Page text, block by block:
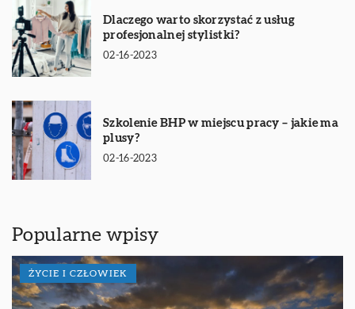
Dlaczego warto skorzystać z usług
profesjonalnej stylistki?
02-16-2023
Szkolenie BHP w miejscu pracy – jakie ma
plusy?
02-16-2023
Popularne wpisy
ŻYCIE I CZŁOWIEK